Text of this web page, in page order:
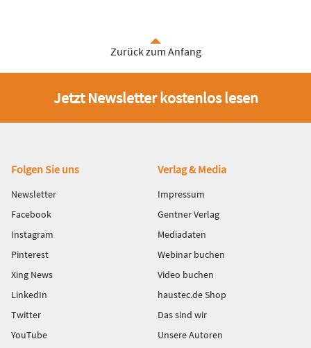
Zurück zum Anfang
Jetzt Newsletter kostenlos lesen
Fußbereich
Folgen Sie uns
Newsletter
Facebook
Instagram
Pinterest
Xing News
LinkedIn
Twitter
YouTube
Verlag & Media
Impressum
Gentner Verlag
Mediadaten
Webinar buchen
Video buchen
haustec.de Shop
Das sind wir
Unsere Autoren